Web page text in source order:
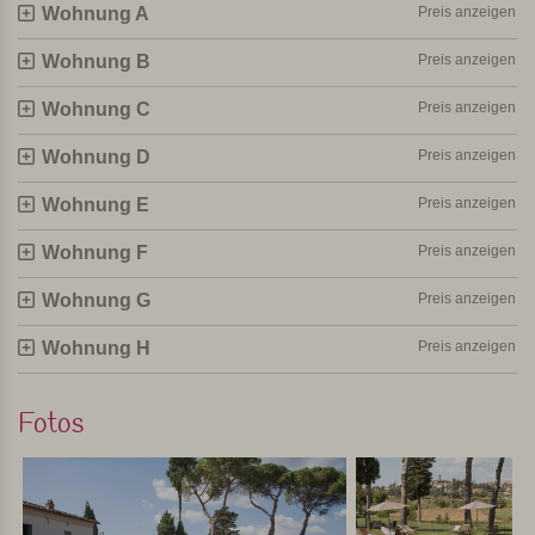
in dem Sie zwei kleine Restaurants, einige Geschäfte und
einen kleinen Supermarkt für Ihre täglichen Einkäufe
entfernt (ca. 800 m) befindet sich eine typisch toskanische
Trattoria, in der die Mahlzeiten an langen Tischen im
Freien serviert werden. Diese Trattoria ist nur mittags
geöffnet und sehr beliebt, so dass es ratsam ist, einen
über einen Weg vom Bauernhof aus. In der Nähe des
Agriturismo befindet sich auch eine Bushaltestelle, von der
aus man mit dem Bus nach Arezzo fahren kann (eine halbe
Stunde, 12 km). Florenz ist etwa 65 km und Siena 60 km
Der Agriturismo verfügt über 8 Appartements, 3 im
Erdgeschoss, eine im zweiten Stock, die vor allem für
junge Paare geeignet ist, und die anderen 3 im ersten oder
Wohnung A Preis anzeigen
Wohnung B Preis anzeigen
Wohnung C Preis anzeigen
Wohnung D Preis anzeigen
Wohnung E Preis anzeigen
Wohnung F Preis anzeigen
Wohnung G Preis anzeigen
Wohnung H Preis anzeigen
Fotos